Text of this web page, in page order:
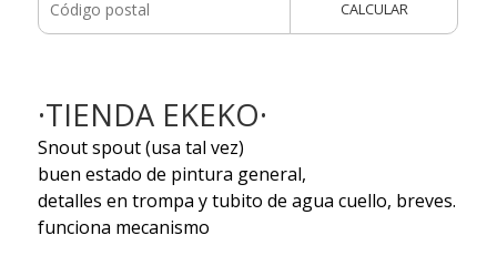
CALCULAR
·TIENDA EKEKO·
Snout spout (usa tal vez)
buen estado de pintura general,
detalles en trompa y tubito de agua cuello, breves.
funciona mecanismo